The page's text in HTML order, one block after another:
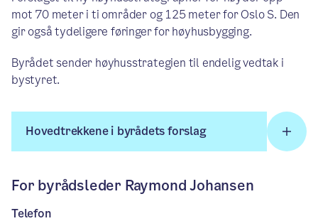
mot 70 meter i ti områder og 125 meter for Oslo S. Den
gir også tydeligere føringer for høyhusbygging.
Byrådet sender høyhusstrategien til endelig vedtak i
bystyret.
Hovedtrekkene i byrådets forslag
For byrådsleder Raymond Johansen
Telefon